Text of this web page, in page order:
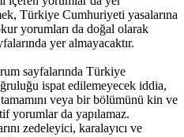
Türkiye Cumhuriyeti yasalarına
yorumları da doğal olarak
yer almayacaktır.
sayfalarında Türkiye
ispat edilemeyecek iddia,
veya bir bölümünü kin ve
yorumlar da yapılamaz.
zedeleyici, karalayıcı ve